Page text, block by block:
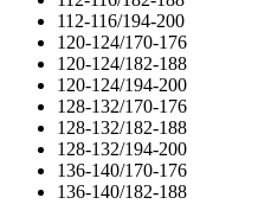
112-116/194-200
120-124/170-176
120-124/182-188
120-124/194-200
128-132/170-176
128-132/182-188
128-132/194-200
136-140/170-176
136-140/182-188